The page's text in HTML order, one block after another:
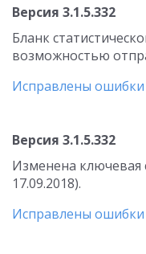
Версия 3.1.5.332
Бланк
возможностью
Исправлены ошибки
Версия 3.1.5.332
Изменена ключевая
17.09.2018).
Исправлены ошибки